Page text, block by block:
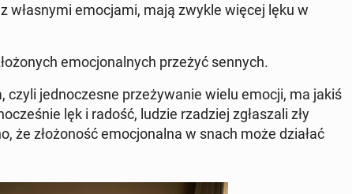
wła­sny­mi emo­cja­mi, mają zwykle więcej lęku w
emo­cjo­nal­nych przeżyć sennych.
czyli jed­no­cze­sne prze­ży­wa­nie wielu emocji, ma jakiś
lęk i radość, ludzie rza­dziej zgła­sza­li zły
że zło­żo­ność emo­cjo­nal­na w snach może działać